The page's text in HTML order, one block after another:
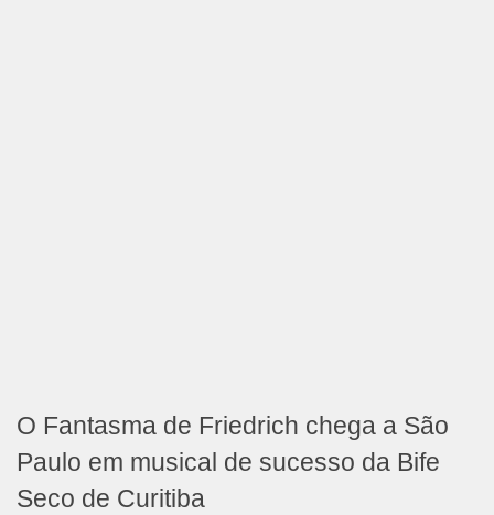
O Fantasma de Friedrich chega a São
Paulo em musical de sucesso da Bife
Seco de Curitiba